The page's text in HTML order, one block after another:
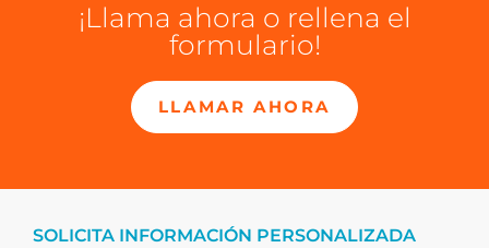
¡Llama ahora o rellena el
formulario!
LLAMAR AHORA
SOLICITA INFORMACIÓN PERSONALIZADA